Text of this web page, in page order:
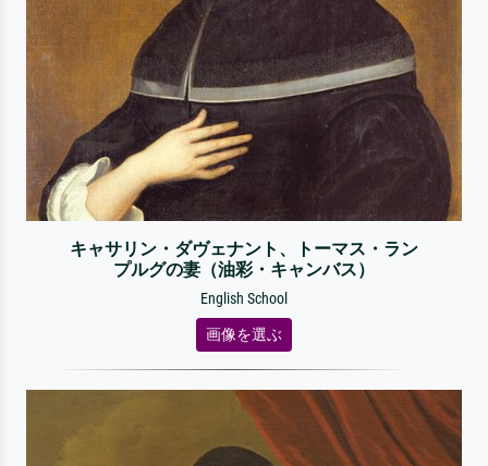
キャサリン・ダヴェナント、トーマス・ラン
プルグの妻（油彩・キャンバス）
English School
画像を選ぶ